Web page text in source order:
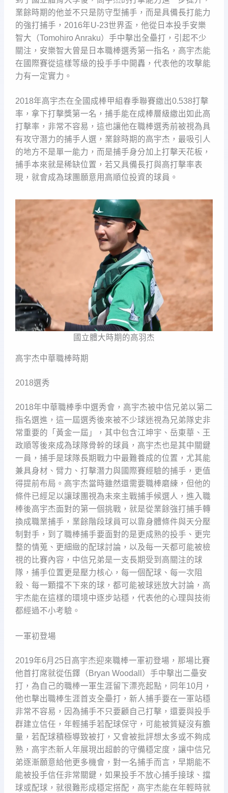
業餘時期的他並不只是防守型捕手，而是具備長打能力
的強打捕手，2016年U-23世界盃，他從日本投手安樂
智大（Tomohiro Anraku）手中擊出全壘打，引起不少
關注，安樂智大曾是日本職棒選秀第一指名，高宇杰能
在國際賽從這樣等級的投手手中開轟，代表他的攻擊能
力有一定實力。
2018年高宇杰在全國成棒甲組春季聯賽繳出0.538打擊
率，拿下打擊獎第一名，捕手能在成棒層級繳出如此高
打擊率，非常不容易，這也讓他在職棒選秀前被視為具
有攻守潛力的捕手人選，業餘時期的高宇杰，最吸引人
的地方不是單一能力，而是捕手身分加上打擊天花板，
捕手本來就是稀缺位置，若又具備長打與高打擊率表
現，就會成為球團願意用高順位投資的球員。
國立體大時期的高羽杰
高宇杰中華職棒時期
2018選秀
2018年中華職棒季中選秀會，高宇杰被中信兄弟以第二
指名選進，這一屆選秀後來被不少球迷視為兄弟隊史非
常重要的「黃金一屆」，其中包含江坤宇、岳東華、王
政順等後來成為球隊骨幹的球員，高宇杰也是其中關鍵
一員，捕手是球隊長期戰力中最難養成的位置，尤其能
兼具身材、臂力、打擊潛力與國際賽經驗的捕手，更值
得提前布局。高宇杰當時雖然還需要職棒磨練，但他的
條件已經足以讓球團視為未來主戰捕手候選人，進入職
棒後高宇杰面對的第一個挑戰，就是從業餘強打捕手轉
換成職業捕手，業餘階段球員可以靠身體條件與天分壓
制對手，到了職棒捕手要面對的是更成熟的投手、更完
整的情蒐、更細緻的配球討論，以及每一天都可能被檢
視的比賽內容，中信兄弟是一支長期受到高關注的球
隊，捕手位置更是壓力核心，每一個配球、每一次阻
殺、每一顆擋不下來的球，都可能被球迷放大討論，高
宇杰能在這樣的環境中逐步站穩，代表他的心理與技術
都經過不小考驗。
一軍初登場
2019年6月25日高宇杰迎來職棒一軍初登場，那場比賽
他首打席就從伍鐸（Bryan Woodall）手中擊出二壘安
打，為自己的職棒一軍生涯留下漂亮起點，同年10月，
他也擊出職棒生涯首支全壘打，新人捕手要在一軍站穩
非常不容易，因為捕手不只要顧自己打擊，還要與投手
群建立信任，年輕捕手若配球保守，可能被質疑沒有膽
量，若配球積極導致被打，又會被批評想太多或不夠成
熟，高宇杰新人年展現出超齡的守備穩定度，讓中信兄
弟逐漸願意給他更多機會，對一名捕手而言，早期能不
能被投手信任非常關鍵，如果投手不放心捕手接球、擋
球或配球，就很難形成穩定搭配，高宇杰能在年輕時就